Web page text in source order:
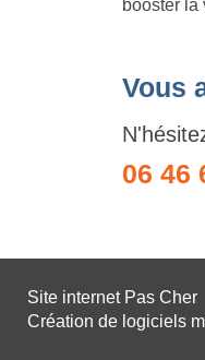
booster la
Vous
06 46
Site internet Pas Cher
Création de logiciels